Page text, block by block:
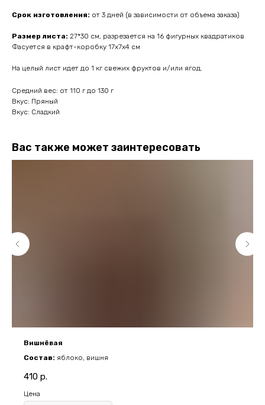
Срок изготовления: от 3 дней (в зависимости от объема заказа)
Размер листа: 27*30 см, разрезается на 16 фигурных квадратиков
Фасуется в крафт-коробку 17х7х4 см
На целый лист идет до 1 кг свежих фруктов и/или ягод.
Средний вес: от 110 г до 130 г
Вкус: Пряный
Вкус: Сладкий
Вас также может заинтересовать
Вишнёвая
Состав: яблоко, вишня
410 р.
Цена